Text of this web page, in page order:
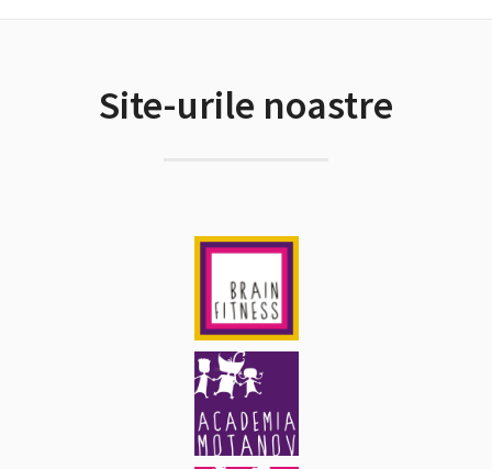
Site-urile noastre